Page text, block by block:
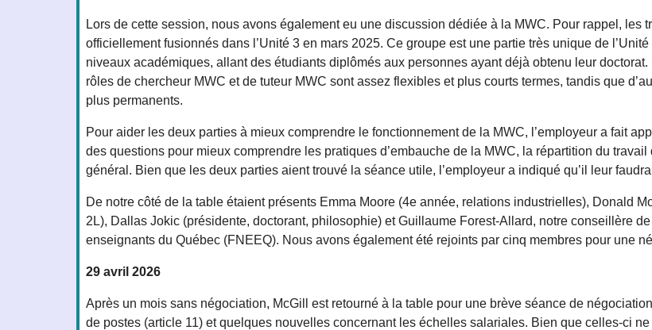
Lors de cette session, nous avons également eu une discussion dédiée à la MWC. Pour rappel, les
officiellement fusionnés dans l’Unité 3 en mars 2025. Ce groupe est une partie très unique de
niveaux académiques, allant des étudiants diplômés aux personnes ayant déjà obtenu leur
rôles de chercheur MWC et de tuteur MWC sont assez flexibles et plus courts termes, tandis que
plus permanents.
Pour aider les deux parties à mieux comprendre le fonctionnement de la MWC, l’employeur a fait
des questions pour mieux comprendre les pratiques d’embauche de la MWC, la répartition du
général. Bien que les deux parties aient trouvé la séance utile, l’employeur a indiqué qu’il leur
De notre côté de la table étaient présents Emma Moore (4e année, relations industrielles), Donald
2L), Dallas Jokic (présidente, doctorant, philosophie) et Guillaume Forest-Allard, notre conseillère
enseignants du Québec (FNEEQ). Nous avons également été rejoints par cinq membres pour une
29 avril 2026
Après un mois sans négociation, McGill est retourné à la table pour une brève séance de
de postes (article 11) et quelques nouvelles concernant les échelles salariales. Bien que celles-ci